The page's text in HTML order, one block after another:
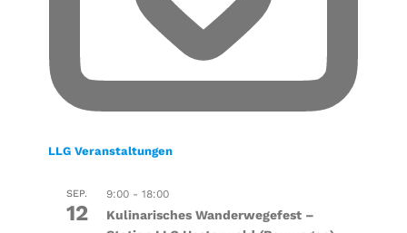
LLG Veranstaltungen
SEP.
12
9:00- 18:00
Kulinarisches Wanderwegefest –